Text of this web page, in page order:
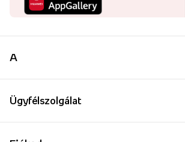
A
Ügyfélszolgálat